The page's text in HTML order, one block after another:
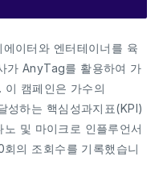
이터와 엔터테이너를 육
가 AnyTag를 활용하여 가
이 캠페인은 가수의
하는 핵심성과지표(KPI)
및 마이크로 인플루언서
의 조회수를 기록했습니